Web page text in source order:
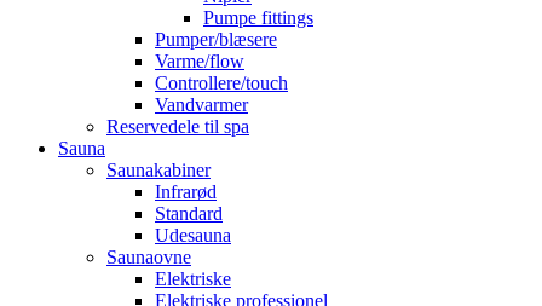
Pumpe fittings
Pumper/blæsere
Varme/flow
Controllere/touch
Vandvarmer
Reservedele til spa
Sauna
Saunakabiner
Infrarød
Standard
Udesauna
Saunaovne
Elektriske
Elektriske professionel